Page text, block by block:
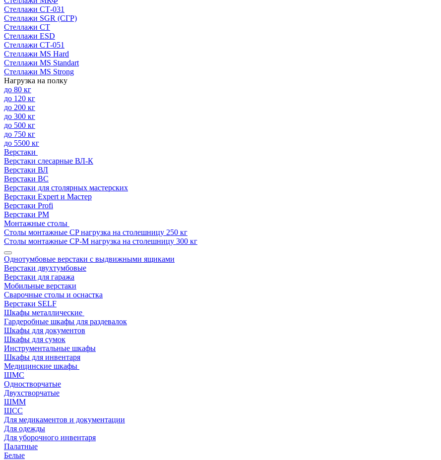
Стеллажи СТ-031
Стеллажи SGR (СГР)
Стеллажи СТ
Стеллажи ESD
Стеллажи СТ-051
Стеллажи MS Hard
Стеллажи MS Standart
Стеллажи MS Strong
Нагрузка на полку
до 80 кг
до 120 кг
до 200 кг
до 300 кг
до 500 кг
до 750 кг
до 5500 кг
Верстаки
Верстаки слесарные ВЛ-К
Верстаки ВЛ
Верстаки ВС
Верстаки для столярных мастерских
Верстаки Expert и Мастер
Верстаки Profi
Верстаки РМ
Монтажные столы
Столы монтажные СP нагрузка на столешницу 250 кг
Столы монтажные СР-М нагрузка на столешницу 300 кг
Однотумбовые верстаки с выдвижными ящиками
Верстаки двухтумбовые
Верстаки для гаража
Мобильные верстаки
Сварочные столы и оснастка
Верстаки SELF
Шкафы металлические
Гардеробные шкафы для раздевалок
Шкафы для документов
Шкафы для сумок
Инструментальные шкафы
Шкафы для инвентаря
Медицинские шкафы
ШМС
Одностворчатые
Двухстворчатые
ШММ
ШСС
Для медикаментов и документации
Для одежды
Для уборочного инвентаря
Палатные
Белые